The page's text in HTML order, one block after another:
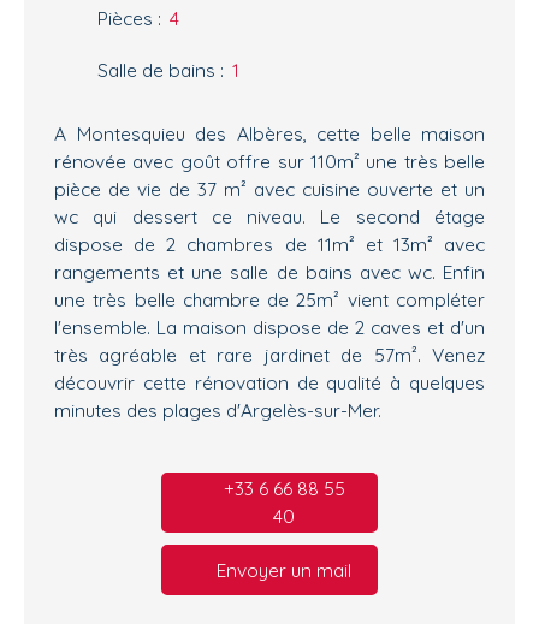
Pièces : 4
Salle de bains : 1
A Montesquieu des Albères, cette belle maison
rénovée avec goût offre sur 110m² une très belle
pièce de vie de 37 m² avec cuisine ouverte et un
wc qui dessert ce niveau. Le second étage
dispose de 2 chambres de 11m² et 13m² avec
rangements et une salle de bains avec wc. Enfin
une très belle chambre de 25m² vient compléter
l'ensemble. La maison dispose de 2 caves et d'un
très agréable et rare jardinet de 57m². Venez
découvrir cette rénovation de qualité à quelques
minutes des plages d'Argelès-sur-Mer.
+33 6 66 88 55
40
Envoyer un mail